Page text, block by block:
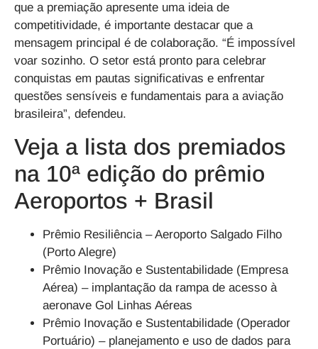
que a premiação apresente uma ideia de
competitividade, é importante destacar que a
mensagem principal é de colaboração. “É impossível
voar sozinho. O setor está pronto para celebrar
conquistas em pautas significativas e enfrentar
questões sensíveis e fundamentais para a aviação
brasileira”, defendeu.
Veja a lista dos premiados
na 10ª edição do prêmio
Aeroportos + Brasil
Prêmio Resiliência – Aeroporto Salgado Filho
(Porto Alegre)
Prêmio Inovação e Sustentabilidade (Empresa
Aérea) – implantação da rampa de acesso à
aeronave Gol Linhas Aéreas
Prêmio Inovação e Sustentabilidade (Operador
Portuário) – planejamento e uso de dados para